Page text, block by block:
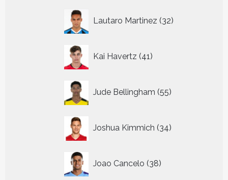
Lautaro Martinez 32
producten
Kai Havertz 41
producten
Jude Bellingham 55
producten
Joshua Kimmich 34
producten
Joao Cancelo 38
producten